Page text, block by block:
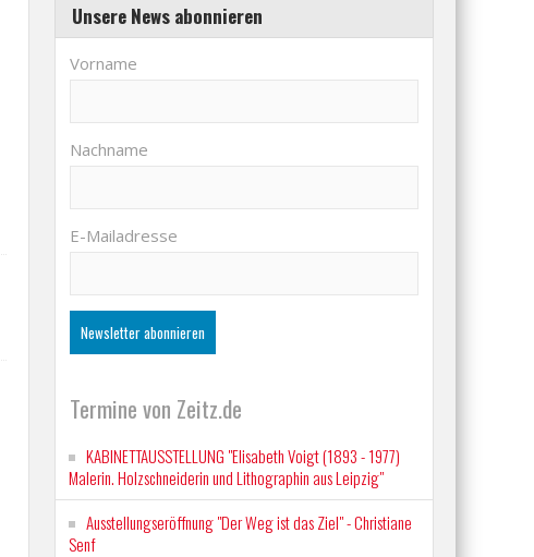
Unsere News abonnieren
Vorname
Nachname
E-Mailadresse
Termine von Zeitz.de
KABINETTAUSSTELLUNG "Elisabeth Voigt (1893 - 1977)
Malerin. Holzschneiderin und Lithographin aus Leipzig"
Ausstellungseröffnung "Der Weg ist das Ziel" - Christiane
Senf